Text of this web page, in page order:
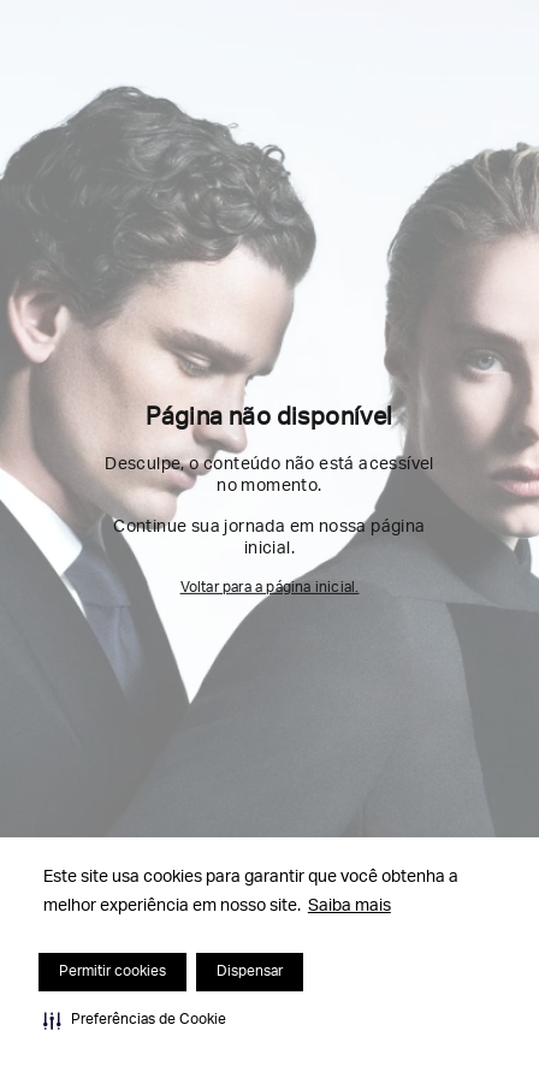
Este site usa cookies para garantir que você obtenha a
melhor experiência em nosso site. Saiba mais
Permitir cookies Dispensar
Preferências de Cookie
Página não disponível
Desculpe, o conteúdo não está acessível
no momento.
Continue sua jornada em nossa página
inicial.
Voltar para a página inicial.